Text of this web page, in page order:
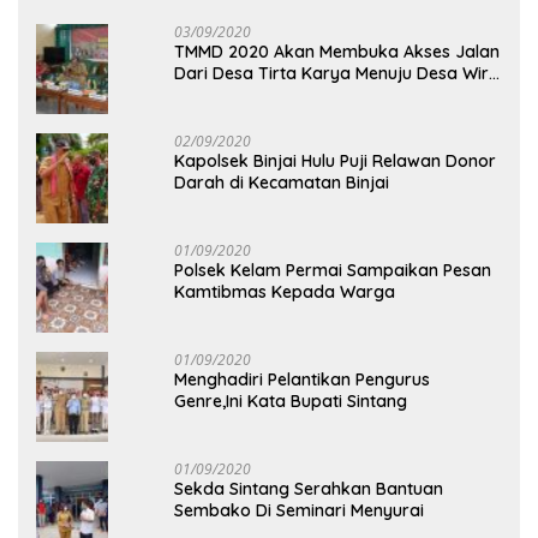
03/09/2020
TMMD 2020 Akan Membuka Akses Jalan
Dari Desa Tirta Karya Menuju Desa Wira
02/09/2020
Kapolsek Binjai Hulu Puji Relawan Donor
Darah di Kecamatan Binjai
01/09/2020
Polsek Kelam Permai Sampaikan Pesan
Kamtibmas Kepada Warga
01/09/2020
Menghadiri Pelantikan Pengurus
Genre,Ini Kata Bupati Sintang
01/09/2020
Sekda Sintang Serahkan Bantuan
Sembako Di Seminari Menyurai